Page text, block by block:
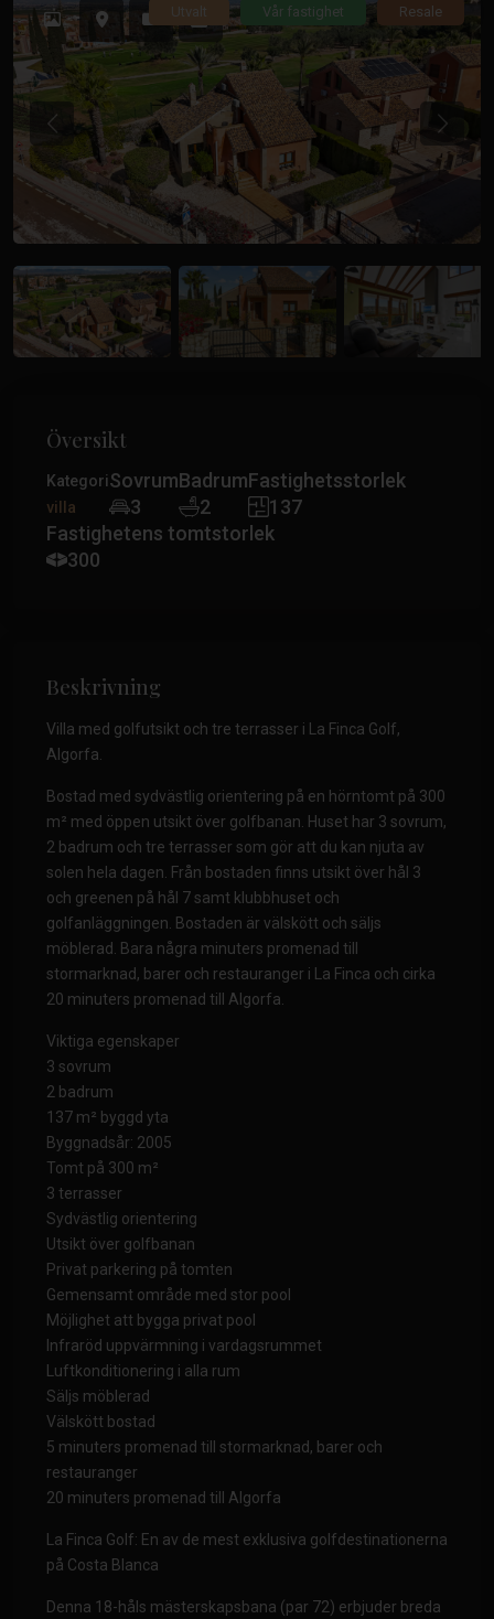
Utvalt Vår fastighet Resale
Tidigare
Översikt
Kategori
villa
Sovrum
3
Badrum
2
Fastighetsstorlek
137
Fastighetens tomtstorlek
300
Beskrivning
Villa med golfutsikt och tre terrasser i La Finca Golf,
Algorfa.
Bostad med sydvästlig orientering på en hörntomt på 300
m² med öppen utsikt över golfbanan. Huset har 3 sovrum,
2 badrum och tre terrasser som gör att du kan njuta av
solen hela dagen. Från bostaden finns utsikt över hål 3
och greenen på hål 7 samt klubbhuset och
golfanläggningen. Bostaden är välskött och säljs
möblerad. Bara några minuters promenad till
stormarknad, barer och restauranger i La Finca och cirka
20 minuters promenad till Algorfa.
Viktiga egenskaper
3 sovrum
2 badrum
137 m² byggd yta
Byggnadsår: 2005
Tomt på 300 m²
3 terrasser
Sydvästlig orientering
Utsikt över golfbanan
Privat parkering på tomten
Gemensamt område med stor pool
Möjlighet att bygga privat pool
Infraröd uppvärmning i vardagsrummet
Luftkonditionering i alla rum
Säljs möblerad
Välskött bostad
5 minuters promenad till stormarknad, barer och
restauranger
20 minuters promenad till Algorfa
La Finca Golf: En av de mest exklusiva golfdestinationerna
på Costa Blanca
Denna 18-håls mästerskapsbana (par 72) erbjuder breda